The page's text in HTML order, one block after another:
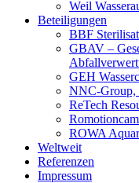
Weil
Beteiligungen
BBF
GBAV –
GEH
NNC-
ReTech
ROWA
Weltweit
Referenzen
Impressum